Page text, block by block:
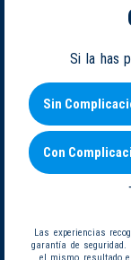
Si la has
Sin
Con
Las experiencias
garantía de